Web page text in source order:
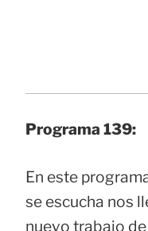
Programa 139:
En este
se escucha nos
nuevo trabajo